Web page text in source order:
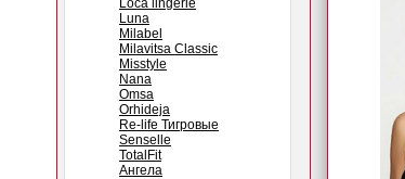
Loca lingerie
Luna
Milabel
Milavitsa Classic
Misstyle
Nana
Omsa
Orhideja
Re-life Тигровые
Senselle
TotalFit
Ангела